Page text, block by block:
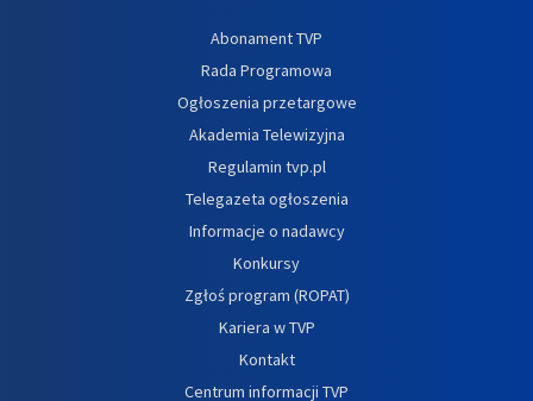
Abonament TVP
Rada Programowa
Ogłoszenia przetargowe
Akademia Telewizyjna
Regulamin tvp.pl
Telegazeta ogłoszenia
Informacje o nadawcy
Konkursy
Zgłoś program (ROPAT)
Kariera w TVP
Kontakt
Centrum informacji TVP